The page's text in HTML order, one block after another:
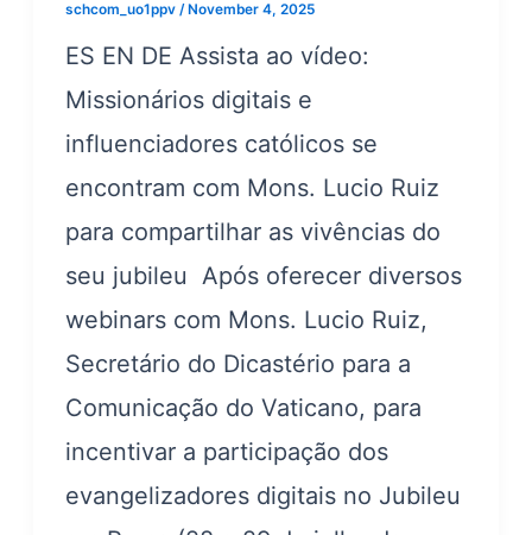
schcom_uo1ppv/ November 4, 2025
ES EN DE Assista ao vídeo:
Missionários digitais e
influenciadores católicos se
encontram com Mons. Lucio Ruiz
para compartilhar as vivências do
seu jubileu Após oferecer diversos
webinars com Mons. Lucio Ruiz,
Secretário do Dicastério para a
Comunicação do Vaticano, para
incentivar a participação dos
evangelizadores digitais no Jubileu